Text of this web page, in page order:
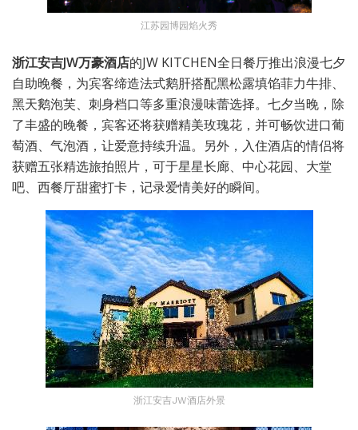
江苏园博园焰火秀
浙江安吉JW万豪酒店的JW KITCHEN全日餐厅推出浪漫七夕
自助晚餐，为宾客缔造法式鹅肝搭配黑松露填馅菲力牛排、
黑天鹅泡芙、刺身档口等多重浪漫味蕾选择。七夕当晚，除
了丰盛的晚餐，宾客还将获赠精美玫瑰花，并可畅饮进口葡
萄酒、气泡酒，让爱意持续升温。另外，入住酒店的情侣将
获赠五张精选旅拍照片，可于星星长廊、中心花园、大堂
吧、西餐厅甜蜜打卡，记录爱情美好的瞬间。
浙江安吉JW酒店外景